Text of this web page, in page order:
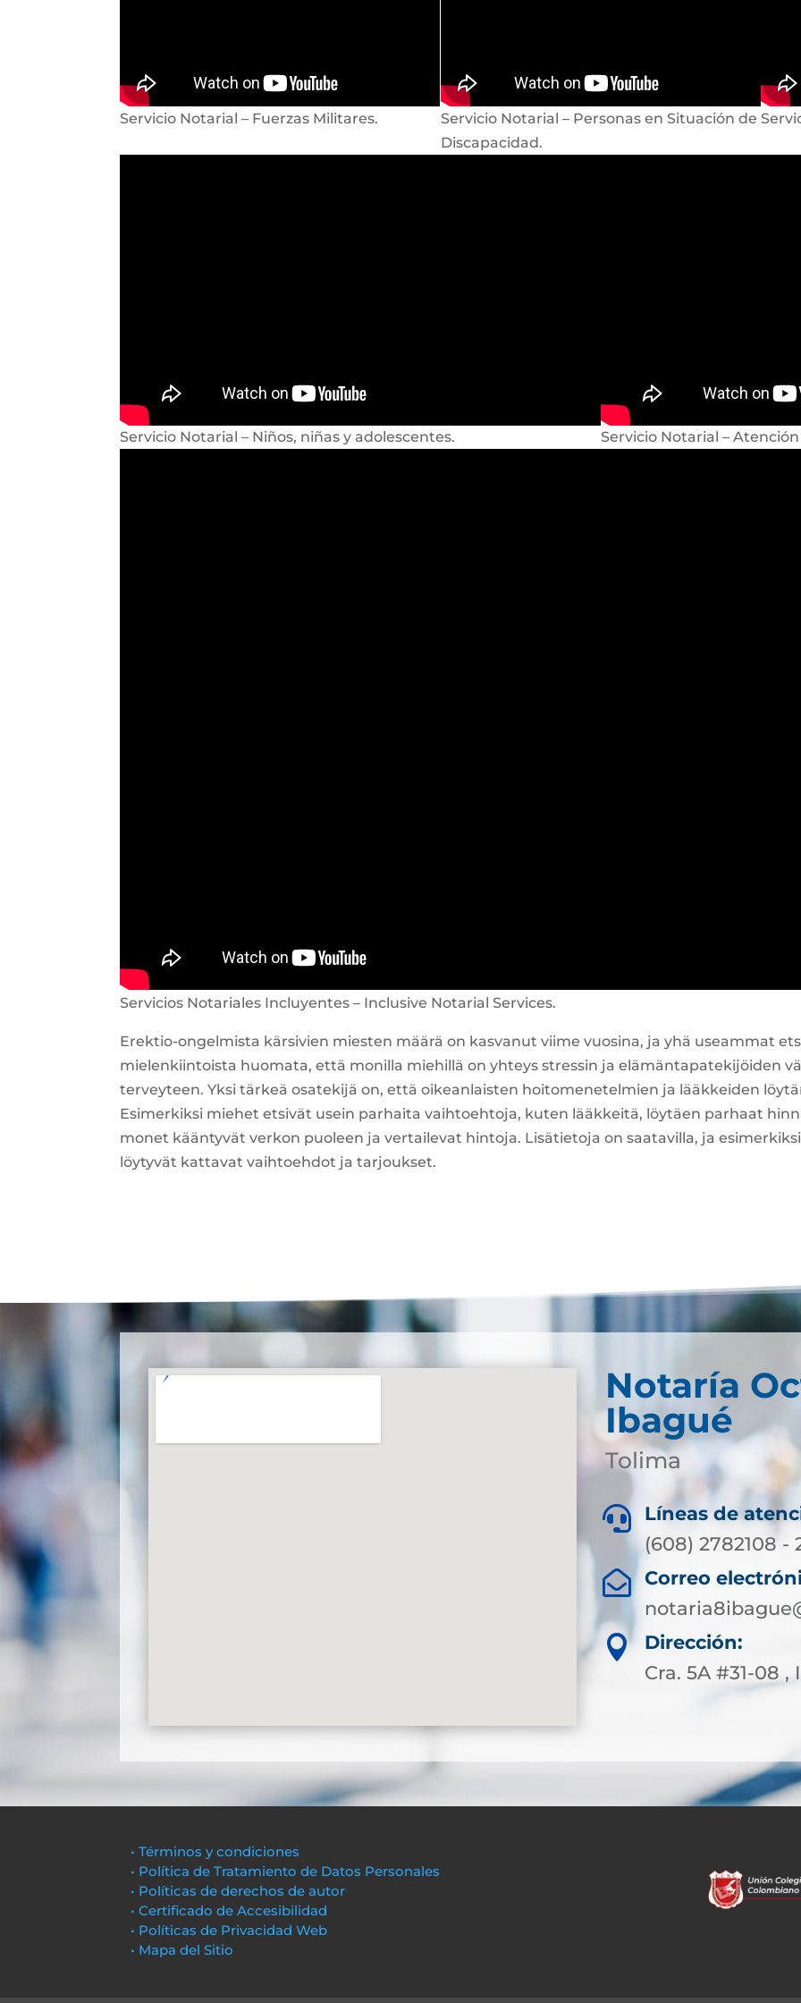
Servicio Notarial – Fuerzas Militares.
Servicio Notarial – Personas en Situación de
Discapacidad.
Servicio Notarial – Niños, niñas y adolescentes. Servicio Notarial –
Servicios Notariales Incluyentes – Inclusive Notarial Services.
Erektio-ongelmista kärsivien miesten määrä on kasvanut viime vuosina, ja yhä useammat
mielenkiintoista huomata, että monilla miehillä on yhteys stressin ja elämäntapatekijöiden
terveyteen. Yksi tärkeä osatekijä on, että oikeanlaisten hoitomenetelmien ja lääkkeiden
Esimerkiksi miehet etsivät usein parhaita vaihtoehtoja, kuten lääkkeitä, löytäen parhaat
monet kääntyvät verkon puoleen ja vertailevat hintoja. Lisätietoja on saatavilla, ja
löytyvät kattavat vaihtoehdot ja tarjoukset.
Notaría
Ibagué
Tolima

Líneas de
(608) 2782108 -

Correo

Dirección:
Cra. 5A #31-08 ,
• Términos y condiciones
• Política de Tratamiento de Datos Personales
• Políticas de derechos de autor
• Certificado de Accesibilidad
• Políticas de Privacidad Web
• Mapa del Sitio